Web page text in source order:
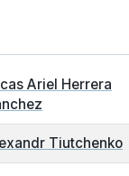
Ariel Herrera
Tiutchenko